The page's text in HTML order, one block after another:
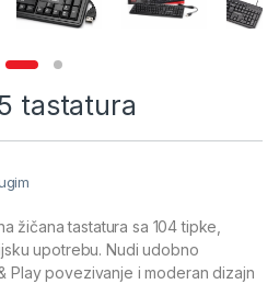
tastatura
žičana tastatura sa 104 tipke,
upotrebu. Nudi udobno
Play povezivanje i moderan dizajn